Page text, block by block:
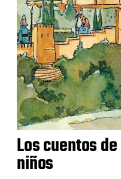
Los cuentos
niños